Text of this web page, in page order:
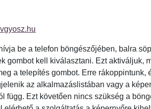
be a telefon böngészőjében, balra
gombot kell kiválasztani. Ezt aktiváljuk,
a telepítés gombot. Erre rákoppintunk,
az alkalmazáslistában vagy a
függ. Ezt követően nincs szükség a